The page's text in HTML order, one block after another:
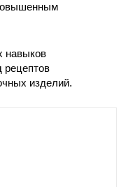
навыков
изделий.